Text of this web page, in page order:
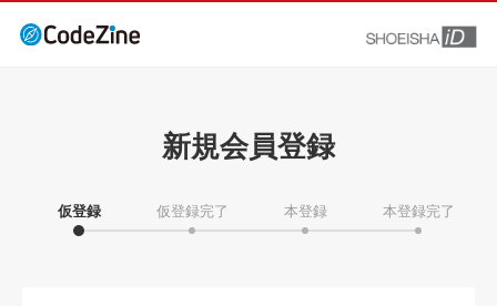
新規会員登録
仮登録 仮登録完了 本登録 本登録完了